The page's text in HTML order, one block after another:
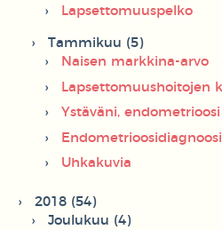
Lapsettomuuspelko
Tammikuu (5)
Naisen markkina-arvo
Lapsettomuushoitojen
Ystäväni, endometrioosi
Uhkakuvia
2018 (54)
Joulukuu (4)